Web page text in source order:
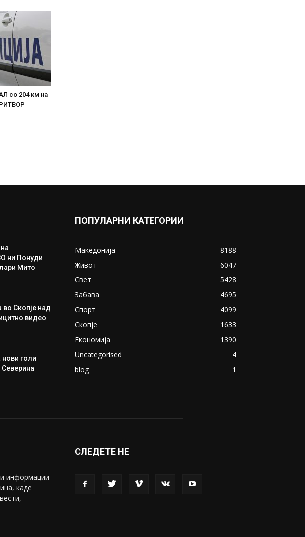
со 204 км на
ни Понуди
Мито
во Скопје над
видео
нови голи
ПОПУЛАРНИ КАТЕГОРИИ
Македонија
8188
Живот
6047
Свет
5428
Забава
4695
Спорт
4099
Скопје
1633
Економија
1390
Uncategorised
4
blog
1
информации
каде
СЛЕДЕТЕ НЕ